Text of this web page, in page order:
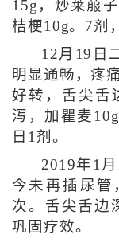
15g，炒莱菔
桔梗10g。7剂
12月19日
明显通畅，疼
好转，舌尖舌
泻，加瞿麦
日1剂。
2019年1
今未再插尿管
次。舌尖舌边
巩固疗效。